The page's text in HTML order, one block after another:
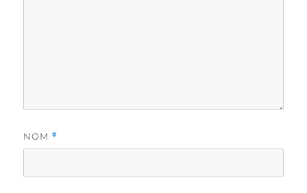
NOM *